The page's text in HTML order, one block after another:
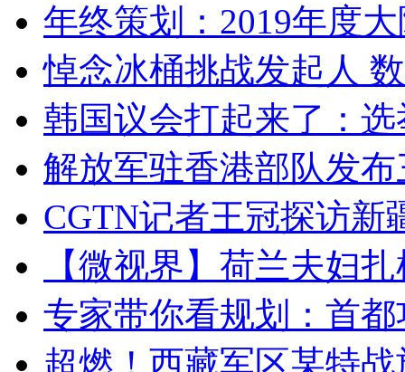
年终策划：2019年度
悼念冰桶挑战发起人
韩国议会打起来了：
解放军驻香港部队发
CGTN记者王冠探访新
【微视界】荷兰夫妇
专家带你看规划：首
超燃！西藏军区某特